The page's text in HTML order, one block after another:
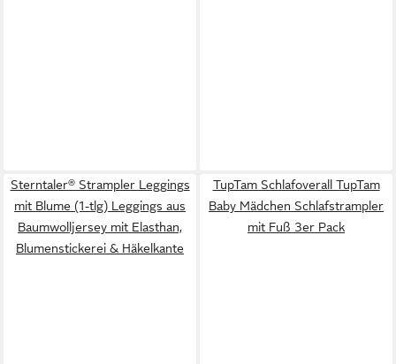
Sterntaler® Strampler Leggings
mit Blume (1-tlg) Leggings aus
Baumwolljersey mit Elasthan,
Blumenstickerei & Häkelkante
TupTam Schlafoverall TupTam
Baby Mädchen Schlafstrampler
mit Fuß 3er Pack